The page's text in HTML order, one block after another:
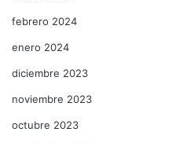
febrero 2024
enero 2024
diciembre 2023
noviembre 2023
octubre 2023